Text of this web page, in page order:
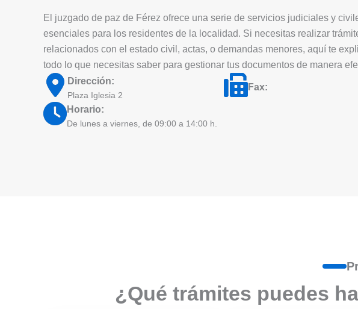
El juzgado de paz de Férez ofrece una serie de servicios judiciales y
esenciales para los residentes de la localidad. Si necesitas realizar
relacionados con el estado civil, actas, o demandas menores, aquí te
todo lo que necesitas saber para gestionar tus documentos de manera
Dirección:
Plaza Iglesia 2
Fax:
Horario:
De lunes a viernes, de 09:00 a 14:00 h.
¿Qué trámites puedes